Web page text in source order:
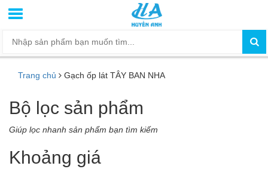
Trang chủ Gạch ốp lát TÂY BAN NHA
Bộ lọc sản phẩm
Giúp lọc nhanh sản phẩm bạn tìm kiếm
Khoảng giá